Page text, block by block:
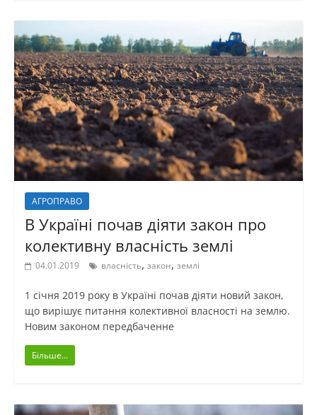
АГРОПРАВО
В Україні почав діяти закон про
колективну власність землі
04.01.2019 власність, закон, землі
1 січня 2019 року в Україні почав діяти новий закон,
що вирішує питання колективної власності на землю.
Новим законом передбаченне
Більше...